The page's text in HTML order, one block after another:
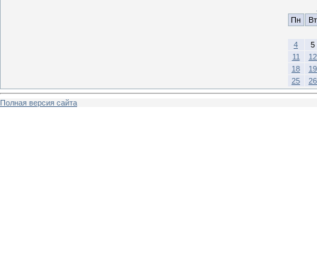
Пн
Вт
4
5
11
12
18
19
25
26
Полная версия сайта